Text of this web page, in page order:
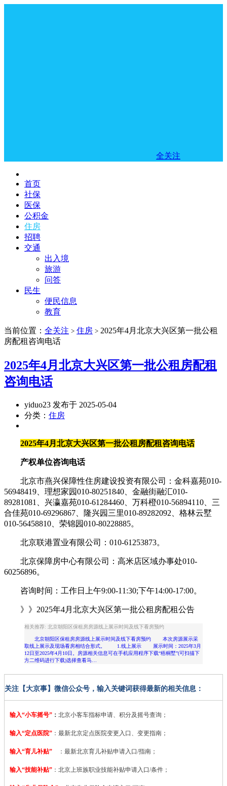
全关注
首页
社保
医保
公积金
住房
招聘
交通
出入境
旅游
问答
民生
便民信息
教育
当前位置： 全关注 > 住房 > 2025年4月北京大兴区第一批公租
房配租咨询电话
2025年4月北京大兴区第一批公租房配租
咨询电话
yiduo23 发布于 2025-05-04
分类： 住房
2025年4月北京大兴区第一批公租房配租咨询电话
产权单位咨询电话
北京市燕兴保障性住房建设投资有限公司：金科嘉苑010-
56948419、理想家园010-80251840、金融街融汇010-
89281081、兴瀛嘉苑010-61284460、万科橙010-56894110、三
合佳苑010-69296867、隆兴园三里010-89282092、格林云墅
010-56458810、荣锦园010-80228885。
北京联港置业有限公司：010-61253873。
北京保障房中心有限公司：高米店区域办事处010-
60256896。
咨询时间：工作日上午9:00-11:30;下午14:00-17:00。
》》2025年4月北京大兴区第一批公租房配租公告
相关推荐: 北京朝阳区保租房房源线上展示时间及线下看房预约
北京朝阳区保租房房源线上展示时间及线下看房预约 本次房源展示采
取线上展示及现场看房相结合形式。 1.线上展示 展示时间：2025年3月
12日至2025年4月10日。房源相关信息可在手机应用程序下载“梧桐墅”(可扫描下
方二维码进行下载)选择查看马…
关注【大京事】微信公众号，输入关键词获得最新的相关信息：
输入“小车摇号” ： 北京小客车指标申请、积分及摇号查询；
输入“定点医院” ： 最新北京定点医院变更入口、变更指南；
输入“育儿补贴” ：最新北京育儿补贴申请入口/指南；
输入“技能补贴” ： 北京上班族职业技能补贴申请入口/条件；